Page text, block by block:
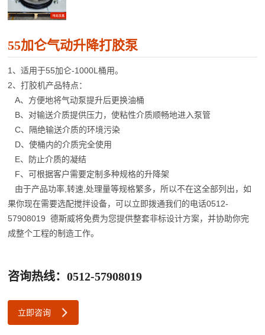
55加仑气动升降打胶泵
1、适用于55加仑-1000L桶用。
2、打胶机产品特点：
A、方便地将气动泵提升后更换油桶
B、对输送介质提供压力，使粘性介质顺畅地进入泵管
C、隔绝输送介质的环境污染
D、使桶内的介质完全使用
E、防止介质的凝结
F、可根据客户需要定制多种规格的升降架
由于产品功率,转速,处理量等规格繁多，所以不在这全部列出，如
果你现在需要选配搅拌设备，可以立即拨通我们的电话0512-
57908019 德斯威将免费为您提供整套非标设计方案，并协助你完
成整个工程的制造工作。
咨询热线：0512-57908019
立即咨询